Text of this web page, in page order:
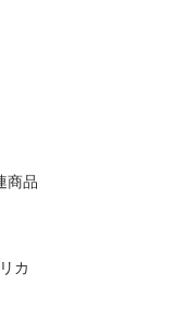
商品
カ